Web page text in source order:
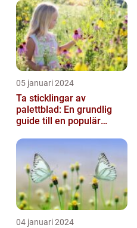
05 januari 2024
Ta sticklingar av
palettblad: En grundlig
guide till en populär
04 januari 2024